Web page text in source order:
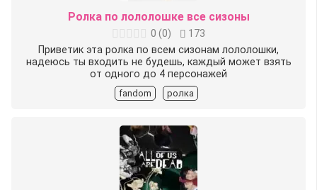
Ролка по лололошке все сизоны
0 (0)
173
Приветик эта ролка по всем сизонам лололошки,
надеюсь ты входить не будешь, каждый может взять
от одного до 4 персонажей
fandom ролка